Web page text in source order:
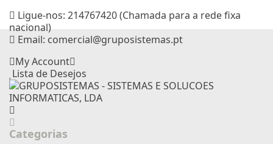
Ligue-nos: 214767420 (Chamada para a rede fixa
nacional)
Email: comercial@gruposistemas.pt
My Account
Lista de Desejos
Categorias